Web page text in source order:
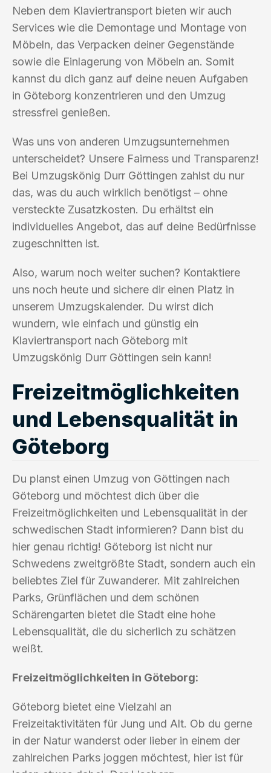
Neben dem Klaviertransport bieten wir auch
Services wie die Demontage und Montage von
Möbeln, das Verpacken deiner Gegenstände
sowie die Einlagerung von Möbeln an. Somit
kannst du dich ganz auf deine neuen Aufgaben
in Göteborg konzentrieren und den Umzug
stressfrei genießen.
Was uns von anderen Umzugsunternehmen
unterscheidet? Unsere Fairness und Transparenz!
Bei Umzugskönig Durr Göttingen zahlst du nur
das, was du auch wirklich benötigst – ohne
versteckte Zusatzkosten. Du erhältst ein
individuelles Angebot, das auf deine Bedürfnisse
zugeschnitten ist.
Also, warum noch weiter suchen? Kontaktiere
uns noch heute und sichere dir einen Platz in
unserem Umzugskalender. Du wirst dich
wundern, wie einfach und günstig ein
Klaviertransport nach Göteborg mit
Umzugskönig Durr Göttingen sein kann!
Freizeitmöglichkeiten
und Lebensqualität in
Göteborg
Du planst einen Umzug von Göttingen nach
Göteborg und möchtest dich über die
Freizeitmöglichkeiten und Lebensqualität in der
schwedischen Stadt informieren? Dann bist du
hier genau richtig! Göteborg ist nicht nur
Schwedens zweitgrößte Stadt, sondern auch ein
beliebtes Ziel für Zuwanderer. Mit zahlreichen
Parks, Grünflächen und dem schönen
Schärengarten bietet die Stadt eine hohe
Lebensqualität, die du sicherlich zu schätzen
weißt.
Freizeitmöglichkeiten in Göteborg:
Göteborg bietet eine Vielzahl an
Freizeitaktivitäten für Jung und Alt. Ob du gerne
in der Natur wanderst oder lieber in einem der
zahlreichen Parks joggen möchtest, hier ist für